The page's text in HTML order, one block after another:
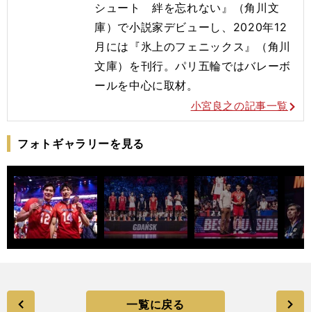
シュート 絆を忘れない』（角川文
庫）で小説家デビューし、2020年12
月には『氷上のフェニックス』（角川
文庫）を刊行。パリ五輪ではバレーボ
ールを中心に取材。
小宮良之の記事一覧
フォトギャラリーを見る
一覧に戻る